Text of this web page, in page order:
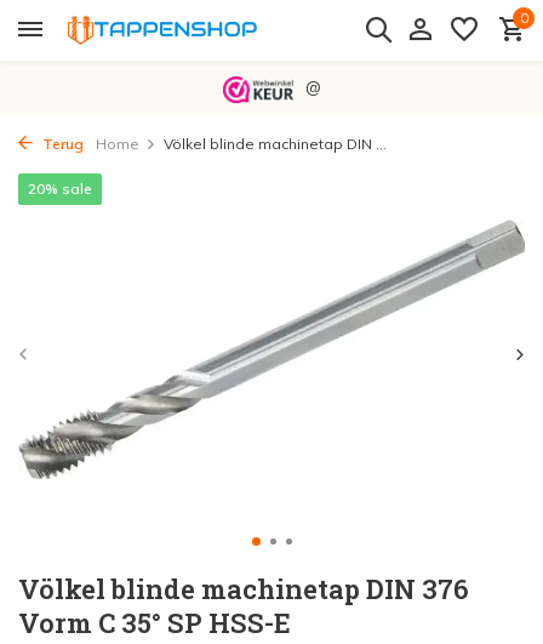
0
@
Terug Home Völkel blinde machinetap DIN ...
Völkel blinde machinetap DIN 376
Vorm C 35° SP HSS-E
20% sale